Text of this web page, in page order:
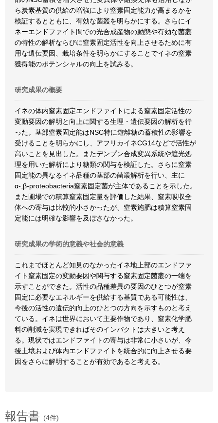
ら炭素基質の供給の増強により窒素固定能力が高まるかを
検証するとともに、有効な菌叢を明らかにする。さらにイ
ネーエンドファイト間での光合成産物の動態や有効な菌叢
の特性の解析ならびに窒素固定活性を向上させるために有
用な遺伝要因、栽培条件を明らかにすることでイネの窒素
獲得能のポテンシャルの向上を試みる。
研究成果の概要
イネの体内窒素固定エンドファイトによる窒素固定活性の
変動要因の解明と向上に関する生理・遺伝要因の解析を行
った。茎部窒素固定能はNSC特に遊離糖の蓄積性の影響を
受けることを明らかにし、アフリカイネCG14などで活性が
高いことを見出した。またデンプン合成変異系統や遮光処
理を用いた解析により糖類の関与を検証した。さらに窒素
固定能の異なるイネ品種の茎部の菌叢解析を行い、主に
α-,β-proteobacteria窒素固定菌が主体であることを示した。
また圃場での積算窒素固定量を評価した結果、窒素吸収全
体への寄与は比較的小さかったが、窒素施肥は積算窒素固
定能には明確な影響を及ぼさなかった。
研究成果の学術的意義や社会的意義
これまでほとんど知見のなかったイネ地上部のエンドファ
イト窒素固定の変動要因や関与する窒素固定菌叢の一端を
示すことができた。活性の品種差異の要因のひとつが窒素
固定に必要なエネルギーを供給する基質である可能性は、
今後の活性の遺伝的向上のひとつの方向を示すものと考え
ている。イネは世界において主要作物であり、窒素化学肥
料の削減を実現できればそのインパクトは大きいと考え
る。現状ではエンドファイトの寄与は非常に小さいが、今
後土壌および体内エンドファイトを統合的に向上させる要
因をさらに解明することが有効であると考える。
報告書 (4件)